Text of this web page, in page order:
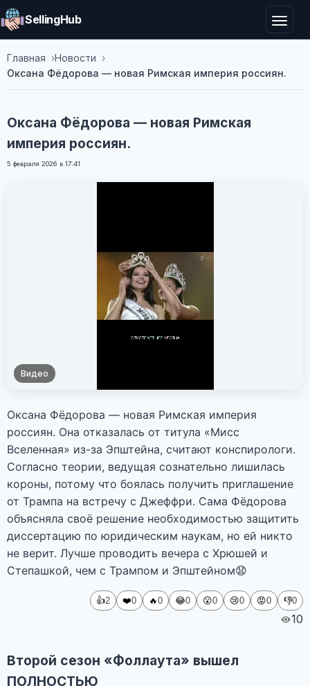
SellingHub
Главная
Новости
Оксана Фёдорова — новая Римская империя россиян.
Оксана Фёдорова — новая Римская
империя россиян.
5 февраля 2026 в 17:41
Видео
Оксана Фёдорова — новая Римская империя
россиян. Она отказалась от титула «Мисс
Вселенная» из-за Эпштейна, считают конспирологи.
Согласно теории, ведущая сознательно лишилась
короны, потому что боялась получить приглашение
от Трампа на встречу с Джеффри. Сама Фёдорова
объясняла своё решение необходимостью защитить
диссертацию по юридическим наукам, но ей никто
не верит. Лучше проводить вечера с Хрюшей и
Степашкой, чем с Трампом и Эпштейном😧
👍2 ❤️0 🔥0 😂0 😮0 😢0 😡0 👎0
10
Второй сезон «Фоллаута» вышел
ПОЛНОСТЬЮ